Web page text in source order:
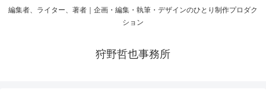
編集者、ライター、著者｜企画・編集・執筆・デザインのひとり制作プロダク
ション
狩野哲也事務所